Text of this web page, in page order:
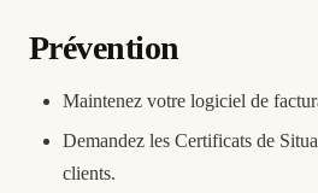
Prévention
Maintenez votre logiciel de
Demandez les Certificats de
clients.